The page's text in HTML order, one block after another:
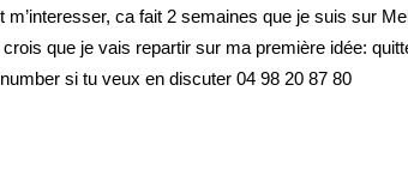
m’interesser, ca fait 2 semaines que je suis sur
que je vais repartir sur ma première idée:
si tu veux en discuter 04 98 20 87 80